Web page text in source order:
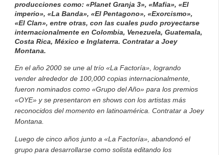
producciones como: «Planet Granja 3», «Mafia», «El
imperio», «La Banda», «El Pentagono», «Exorcismo»,
«El Clan», entre otras, con las cuales pudo proyectarse
internacionalmente en Colombia, Venezuela, Guatemala,
Costa Rica, México e Inglaterra. Contratar a Joey
Montana.
En el año 2000 se une al trío «La Factoría», logrando
vender alrededor de 100,000 copias internacionalmente,
fueron nominados como «Grupo del Año» para los premios
«OYE» y se presentaron en shows con los artistas más
reconocidos del momento en latinoamérica. Contratar a Joey
Montana.
Luego de cinco años junto a «La Factoría», abandonó el
grupo para desarrollarse como solista editando los